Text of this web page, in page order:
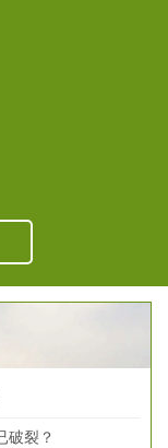
破裂？